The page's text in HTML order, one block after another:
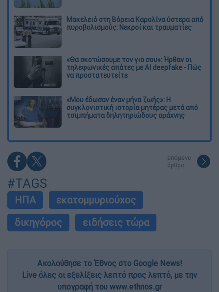
Μακελειό στη Βόρεια Καρολίνα ύστερα από
πυροβολισμούς: Νεκροί και τραυματίες
«Θα σκοτώσουμε τον γιο σου»: Ήρθαν οι
τηλεφωνικές απάτες με AI deepfake - Πώς
να προστατευτείτε
«Μου έδωσαν έναν μήνα ζωής»: Η
συγκλονιστική ιστορία μητέρας μετά από
τσιμπήματα δηλητηριώδους αράχνης
επόμενο
άρθρο
#TAGS
ΗΠΑ
εκατομμυριούχος
δικηγόρος
ειδήσεις τώρα
Ακολούθησε το Έθνος στο Google News!
Live όλες οι εξελίξεις λεπτό προς λεπτό, με την
υπογραφή του www.ethnos.gr